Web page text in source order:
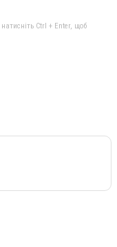
Ctrl + Enter, щоб